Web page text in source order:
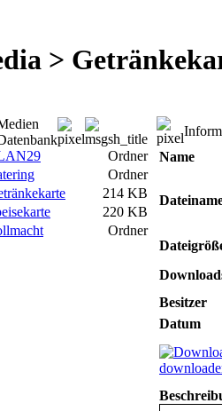
>
Ordner
Ordner
214 KB
220 KB
Ordner
Name
Besitzer
Datum